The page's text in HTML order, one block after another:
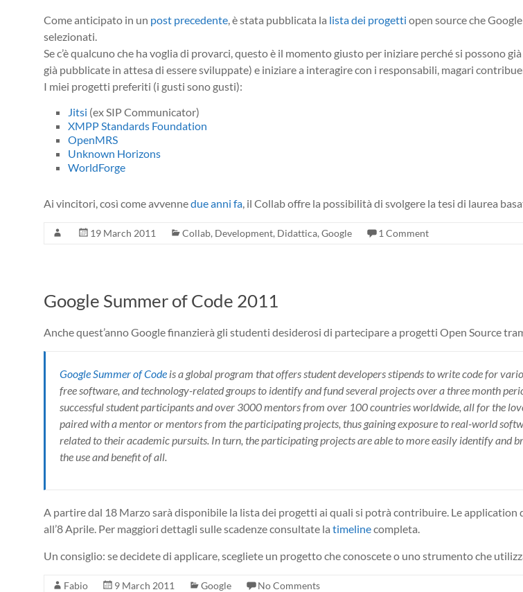
Come anticipato in un post precedente, è stata pubblicata la lista dei progetti open source che
selezionati.
Se c’è qualcuno che ha voglia di provarci, questo è il momento giusto per iniziare perché si possono
già pubblicate in attesa di essere sviluppate) e iniziare a interagire con i responsabili, magari
I miei progetti preferiti (i gusti sono gusti):
Jitsi (ex SIP Communicator)
XMPP Standards Foundation
OpenMRS
Unknown Horizons
WorldForge
Ai vincitori, così come avvennedue anni fa, il Collab offre la possibilità di svolgere la tesi di laurea
19 March 2011 Collab, Development, Didattica, Google 1 Comment
Google Summer of Code 2011
Anche quest’anno Google finanzierà gli studenti desiderosi di partecipare a progetti Open Source
Google Summer of Code is a global program that offers student developers stipends to write code for
free software, and technology-related groups to identify and fund several projects over a three month
successful student participants and over 3000 mentors from over 100 countries worldwide, all for the
paired with a mentor or mentors from the participating projects, thus gaining exposure to real-world
related to their academic pursuits. In turn, the participating projects are able to more easily identify and
the use and benefit of all.
A partire dal 18 Marzo sarà disponibile la lista dei progetti ai quali si potrà contribuire. Le
all’8 Aprile. Per maggiori dettagli sulle scadenze consultate la timelinecompleta.
Un consiglio: se decidete di applicare, scegliete un progetto che conoscete o uno strumento che
Fabio 9 March 2011 Google No Comments